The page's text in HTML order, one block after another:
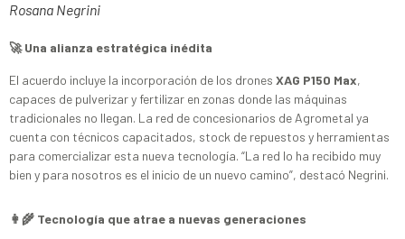
Rosana Negrini
🚀 Una alianza estratégica inédita
El acuerdo incluye la incorporación de los drones XAG P150 Max,
capaces de pulverizar y fertilizar en zonas donde las máquinas
tradicionales no llegan. La red de concesionarios de Agrometal ya
cuenta con técnicos capacitados, stock de repuestos y herramientas
para comercializar esta nueva tecnología. “La red lo ha recibido muy
bien y para nosotros es el inicio de un nuevo camino”, destacó Negrini.
👩‍🌾 Tecnología que atrae a nuevas generaciones